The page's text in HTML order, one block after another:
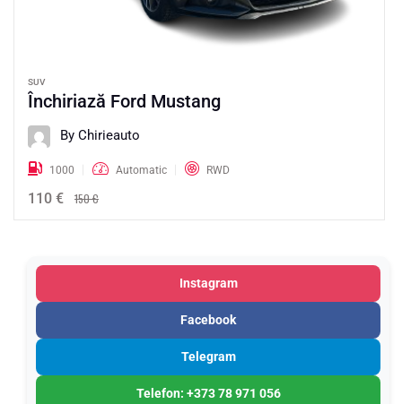
SUV
Închiriază Ford Mustang
By Chirieauto
1000 Automatic RWD
110 € 150 €
Instagram
Facebook
Telegram
Telefon: +373 78 971 056